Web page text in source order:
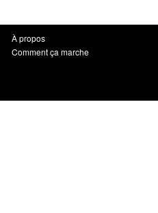
À propos
Comment ça marche